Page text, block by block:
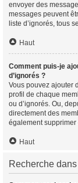
envoyer des
messages peuvent
liste d’ignorés, tous
Haut
Comment puis-je
d’ignorés ?
Vous pouvez ajouter
profil de chaque
ou d’ignorés. Ou,
directement des
également
Haut
Recherche